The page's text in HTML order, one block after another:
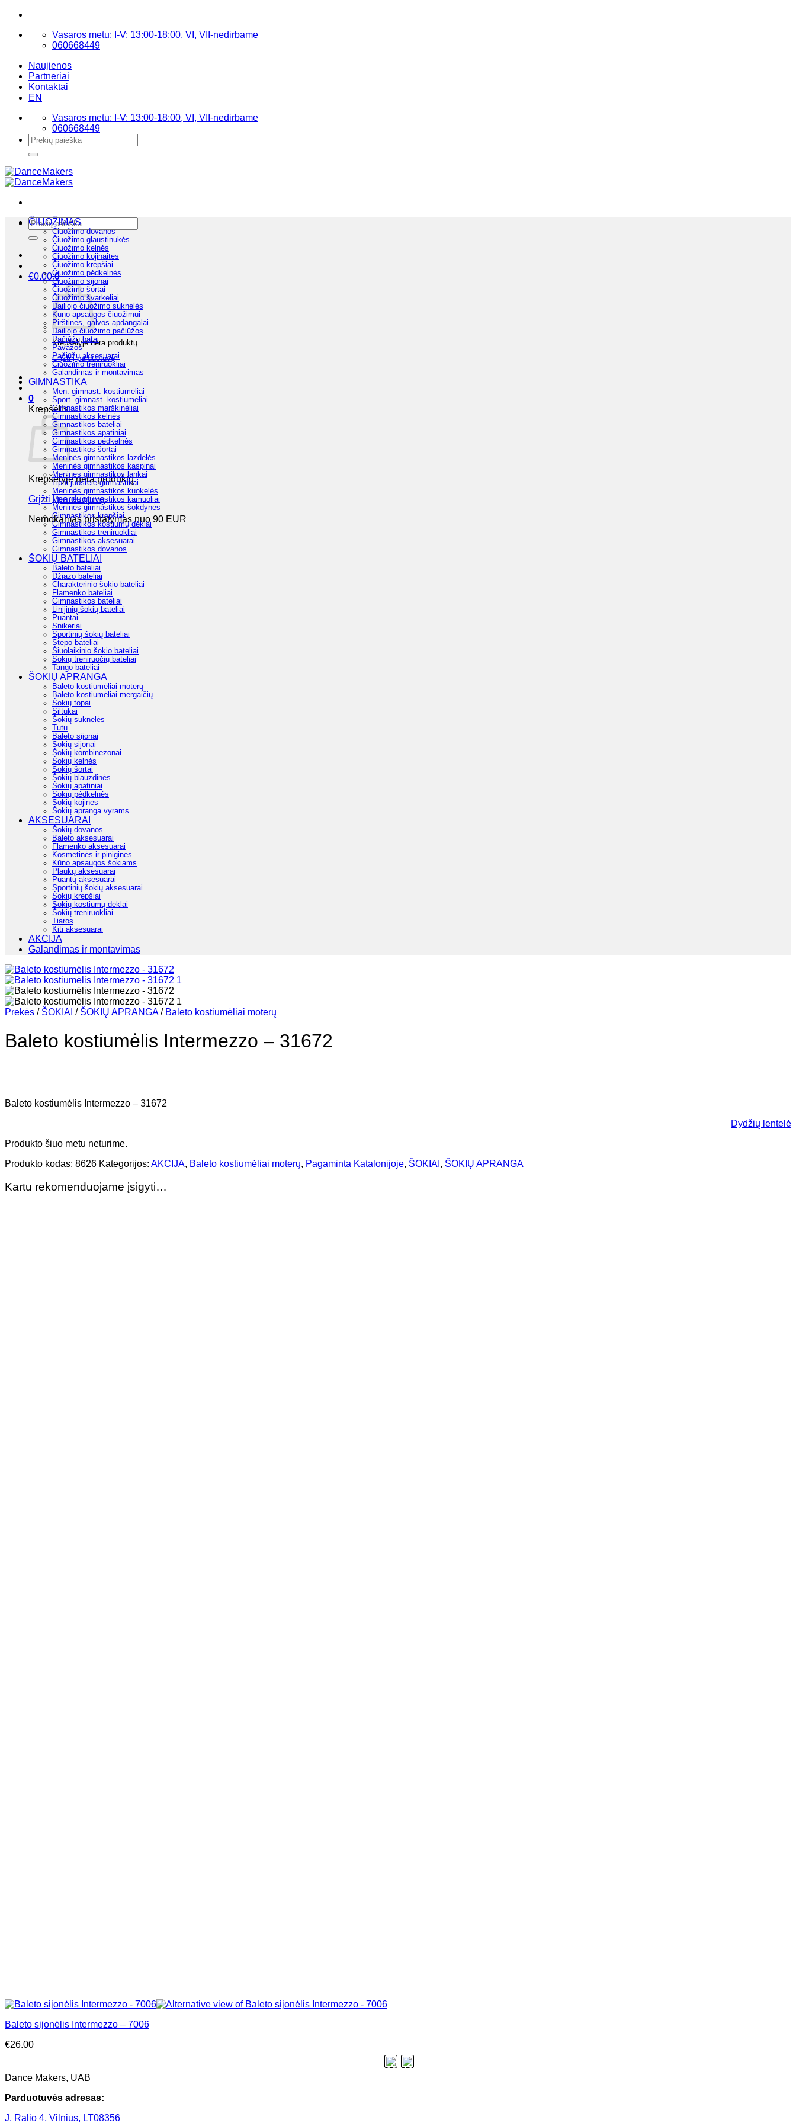
Skip
content
Vasaros metu: I-V: 13:00-18:00, VI, VII-nedirbame
060668449
Naujienos
Partneriai
Kontaktai
EN
Vasaros metu: I-V: 13:00-18:00, VI, VII-nedirbame
060668449
Ieškoti:
Ieškoti:
€0.00 0
Krepšelyje nėra produktų.
Grįžti į parduotuvę
0
Krepšelis
Krepšelyje nėra produktų.
Grįžti į parduotuvę
Nemokamas pristatymas nuo 90 EUR
ČIUOŽIMAS
Čiuožimo dovanos
Čiuožimo glaustinukės
Čiuožimo kelnės
Čiuožimo kojinaitės
Čiuožimo krepšiai
Čiuožimo pėdkelnės
Čiuožimo sijonai
Čiuožimo šortai
Čiuožimo švarkeliai
Dailiojo čiuožimo suknelės
Kūno apsaugos čiuožimui
Pirštinės, galvos apdangalai
Dailiojo čiuožimo pačiūžos
Pačiūžų batai
Pavažos
Pačiūžų aksesuarai
Čiuožimo treniruokliai
Galandimas ir montavimas
GIMNASTIKA
Men. gimnast. kostiumėliai
Sport. gimnast. kostiumėliai
Gimnastikos marškinėliai
Gimnastikos kelnės
Gimnastikos bateliai
Gimnastikos apatiniai
Gimnastikos pėdkelnės
Gimnastikos šortai
Meninės gimnastikos lazdelės
Meninės gimnastikos kaspinai
Meninės gimnastikos lankai
Lipni juostelė gimnastikai
Meninės gimnastikos kuokelės
Meninės gimnastikos kamuoliai
Meninės gimnastikos šokdynės
Gimnastikos krepšiai
Gimnastikos kostiumų dėklai
Gimnastikos treniruokliai
Gimnastikos aksesuarai
Gimnastikos dovanos
ŠOKIŲ BATELIAI
Baleto bateliai
Džiazo bateliai
Charakterinio šokio bateliai
Flamenko bateliai
Gimnastikos bateliai
Linijinių šokių bateliai
Puantai
Snikeriai
Sportinių šokių bateliai
Stepo bateliai
Šiuolaikinio šokio bateliai
Šokių treniruočių bateliai
Tango bateliai
ŠOKIŲ APRANGA
Baleto kostiumėliai moterų
Baleto kostiumėliai mergaičių
Šokių topai
Šiltukai
Šokių suknelės
Tutu
Baleto sijonai
Šokių sijonai
Šokių kombinezonai
Šokių kelnės
Šokių šortai
Šokių blauzdinės
Šokių apatiniai
Šokių pėdkelnės
Šokių kojinės
Šokių apranga vyrams
AKSESUARAI
Šokių dovanos
Baleto aksesuarai
Flamenko aksesuarai
Kosmetinės ir piniginės
Kūno apsaugos šokiams
Plaukų aksesuarai
Puantų aksesuarai
Sportinių šokių aksesuarai
Šokių krepšiai
Šokių kostiumų dėklai
Šokių treniruokliai
Tiaros
Kiti aksesuarai
AKCIJA
Galandimas ir montavimas
Prekės / ŠOKIAI / ŠOKIŲ APRANGA / Baleto kostiumėliai moterų
Baleto kostiumėlis Intermezzo – 31672
Baleto kostiumėlis Intermezzo – 31672
Dydžių lentelė
Produkto šiuo metu neturime.
Produkto kodas: 8626 Kategorijos: AKCIJA, Baleto kostiumėliai moterų, Pagaminta Katalonijoje, ŠOKIAI , ŠOKIŲ APRANGA
Kartu rekomenduojame įsigyti…
Baleto sijonėlis Intermezzo – 7006
€26.00
Dance Makers, UAB
Parduotuvės adresas:
J. Ralio 4, Vilnius, LT08356